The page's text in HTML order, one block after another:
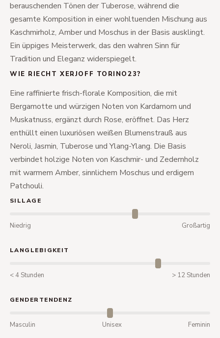
berauschenden Tönen der Tuberose, während die
gesamte Komposition in einer wohltuenden Mischung aus
Kaschmirholz, Amber und Moschus in der Basis ausklingt.
Ein üppiges Meisterwerk, das den wahren Sinn für
Tradition und Eleganz widerspiegelt.
WIE RIECHT XERJOFF TORINO23?
Eine raffinierte frisch-florale Komposition, die mit
Bergamotte und würzigen Noten von Kardamom und
Muskatnuss, ergänzt durch Rose, eröffnet. Das Herz
enthüllt einen luxuriösen weißen Blumenstrauß aus
Neroli, Jasmin, Tuberose und Ylang-Ylang. Die Basis
verbindet holzige Noten von Kaschmir- und Zedernholz
mit warmem Amber, sinnlichem Moschus und erdigem
Patchouli.
SILLAGE
Niedrig Großartig
LANGLEBIGKEIT
< 4 Stunden > 12 Stunden
GENDERTENDENZ
Masculin Unisex Feminin